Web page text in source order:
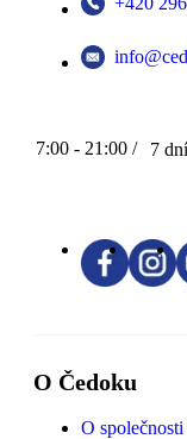
7:00 - 21:00 / 7
O Čedoku
O společnosti